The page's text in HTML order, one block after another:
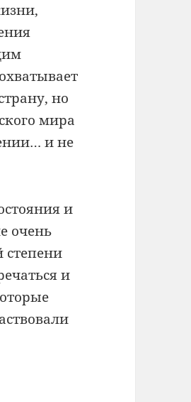
но
мира
и не
и
очень
степени
и